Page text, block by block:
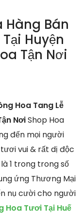
Hàng Bán
Huyện
Tận Nơi
Hoa Tang Lễ
NơiShop Hoa
đến mọi người
vui & rất dị độc
1 trong trong số
ứng Thương Mại
nụ cười cho người
Hoa Tươi Tại Huế